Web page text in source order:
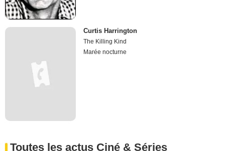
Curtis Harrington
The Killing Kind
Marée nocturne
Toutes les actus Ciné & Séries